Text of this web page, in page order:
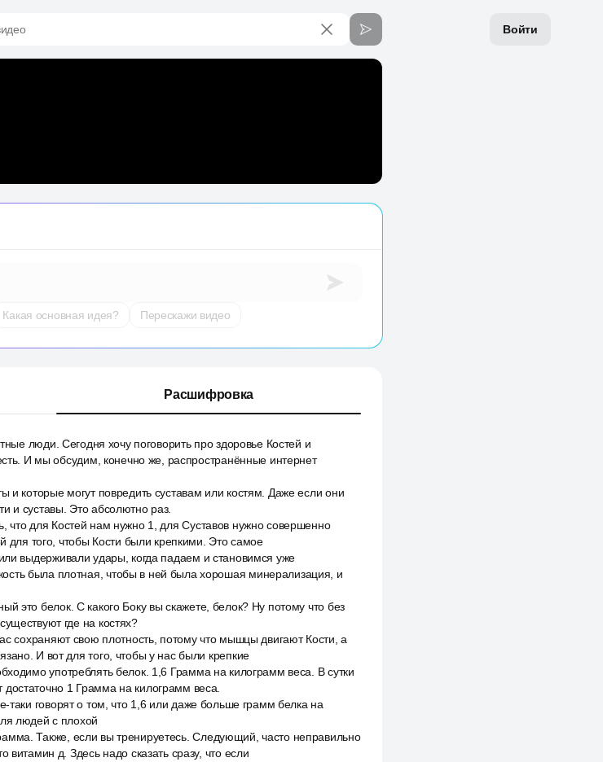
Войти
Какая основная идея? Перескажи видео
Расшифровка
люди. Сегодня хочу поговорить про здоровье Костей и
И мы обсудим, конечно же, распространённые интернет
и которые могут повредить суставам или костям. Даже если они
и суставы. Это абсолютно раз.
для Костей нам нужно 1, для Суставов нужно совершенно
для того, чтобы Кости были крепкими. Это самое
выдерживали удары, когда падаем и становимся уже
была плотная, чтобы в ней была хорошая минерализация, и
это белок. С какого Боку вы скажете, белок? Ну потому что без
где на костях?
сохраняют свою плотность, потому что мышцы двигают Кости, а
И вот для того, чтобы у нас были крепкие
употреблять белок. 1,6 Грамма на килограмм веса. В сутки
1 Грамма на килограмм веса.
говорят о том, что 1,6 или даже больше грамм белка на
людей с плохой
Также, если вы тренируетесь. Следующий, часто неправильно
д. Здесь надо сказать сразу, что если